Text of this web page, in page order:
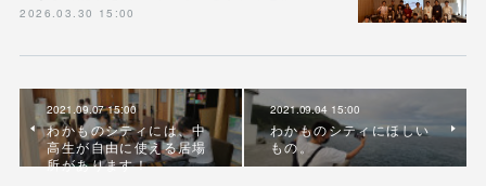
2026.03.30 15:00
2021.09.07 15:00
わかものシティには、中
高生が自由に使える居場
所があります！
2021.09.04 15:00
わかものシティにほしい
もの。